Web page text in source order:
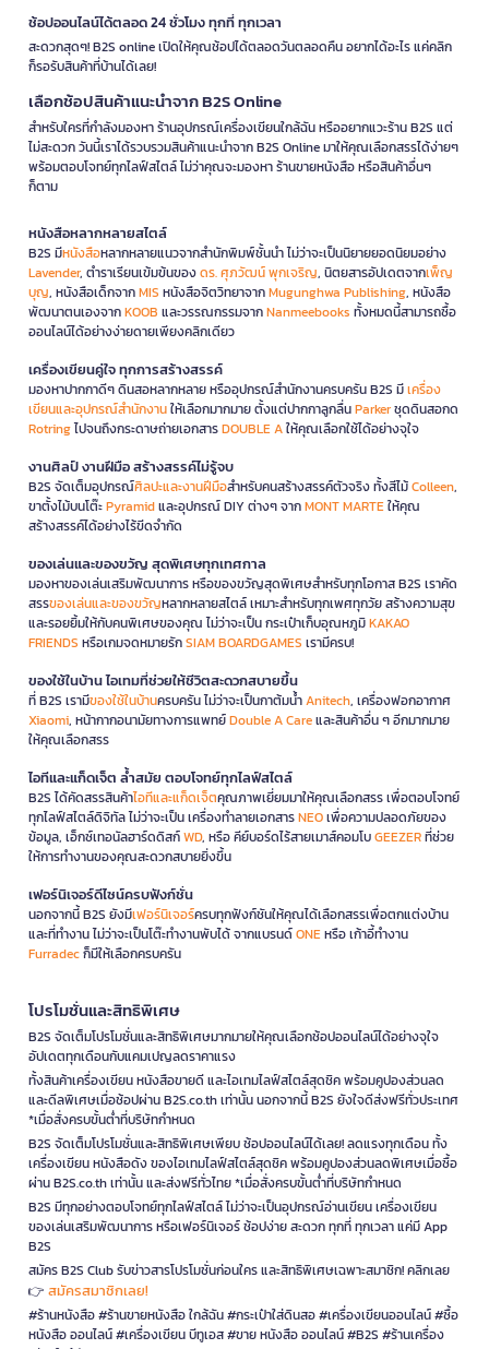
ช้อปออนไลน์ได้ตลอด 24 ชั่วโมง ทุกที่ ทุกเวลา
สะดวกสุดๆ! B2S online เปิดให้คุณช้อปได้ตลอดวันตลอดคืน อยากได้อะไร แค่คลิก
ก็รอรับสินค้าที่บ้านได้เลย!
เลือกช้อปสินค้าแนะนำจาก B2S Online
สำหรับใครที่กำลังมองหา ร้านอุปกรณ์เครื่องเขียนใกล้ฉัน หรืออยากแวะร้าน B2S แต่
ไม่สะดวก วันนี้เราได้รวบรวมสินค้าแนะนำจาก B2S Online มาให้คุณเลือกสรรได้ง่ายๆ
พร้อมตอบโจทย์ทุกไลฟ์สไตล์ ไม่ว่าคุณจะมองหา ร้านขายหนังสือ หรือสินค้าอื่นๆ
ก็ตาม
หนังสือหลากหลายสไตล์
B2S มีหนังสือหลากหลายแนวจากสำนักพิมพ์ชั้นนำ ไม่ว่าจะเป็นนิยายยอดนิยมอย่าง
Lavender, ตำราเรียนเข้มข้นของดร. ศุภวัฒน์ พุกเจริญ, นิตยสารอัปเดตจากเพ็ญ
บุญ, หนังสือเด็กจากMIS หนังสือจิตวิทยาจากMugunghwa Publishing, หนังสือ
พัฒนาตนเองจากKOOB และวรรณกรรมจากNanmeebooks ทั้งหมดนี้สามารถซื้อ
ออนไลน์ได้อย่างง่ายดายเพียงคลิกเดียว
เครื่องเขียนคู่ใจ ทุกการสร้างสรรค์
มองหาปากกาดีๆ ดินสอหลากหลาย หรืออุปกรณ์สำนักงานครบครัน B2S มีเครื่อง
เขียนและอุปกรณ์สำนักงานให้เลือกมากมาย ตั้งแต่ปากกาลูกลื่นParkerชุดดินสอกด
Rotringไปจนถึงกระดาษถ่ายเอกสารDOUBLE Aให้คุณเลือกใช้ได้อย่างจุใจ
งานศิลป์ งานฝีมือ สร้างสรรค์ไม่รู้จบ
B2S จัดเต็มอุปกรณ์ศิลปะและงานฝีมือสำหรับคนสร้างสรรค์ตัวจริง ทั้งสีไม้Colleen,
ขาตั้งไม้บนโต๊ะPyramidและอุปกรณ์ DIY ต่างๆ จากMONT MARTEให้คุณ
สร้างสรรค์ได้อย่างไร้ขีดจำกัด
ของเล่นและของขวัญ สุดพิเศษทุกเทศกาล
มองหาของเล่นเสริมพัฒนาการ หรือของขวัญสุดพิเศษสำหรับทุกโอกาส B2S เราคัด
สรรของเล่นและของขวัญหลากหลายสไตล์ เหมาะสำหรับทุกเพศทุกวัย สร้างความสุข
และรอยยิ้มให้กับคนพิเศษของคุณ ไม่ว่าจะเป็น กระเป๋าเก็บอุณหภูมิKAKAO
FRIENDS หรือเกมจดหมายรักSIAM BOARDGAMES เรามีครบ!
ของใช้ในบ้าน ไอเทมที่ช่วยให้ชีวิตสะดวกสบายขึ้น
ที่ B2S เรามีของใช้ในบ้านครบครัน ไม่ว่าจะเป็นกาต้มน้ำAnitech, เครื่องฟอกอากาศ
Xiaomi, หน้ากากอนามัยทางการแพทย์Double A Careและสินค้าอื่น ๆ อีกมากมาย
ให้คุณเลือกสรร
ไอทีและแก็ดเจ็ต ล้ำสมัย ตอบโจทย์ทุกไลฟ์สไตล์
B2S ได้คัดสรรสินค้าไอทีและแก็ดเจ็ตคุณภาพเยี่ยมมาให้คุณเลือกสรร เพื่อตอบโจทย์
ทุกไลฟ์สไตล์ดิจิทัล ไม่ว่าจะเป็น เครื่องทำลายเอกสารNEOเพื่อความปลอดภัยของ
ข้อมูล, เอ็กซ์เทอนัลฮาร์ดดิสก์WD, หรือ คีย์บอร์ดไร้สายเมาส์คอมโบGEEZERที่ช่วย
ให้การทำงานของคุณสะดวกสบายยิ่งขึ้น
เฟอร์นิเจอร์ดีไซน์ครบฟังก์ชั่น
นอกจากนี้ B2S ยังมีเฟอร์นิเจอร์ครบทุกฟังก์ชันให้คุณได้เลือกสรรเพื่อตกแต่งบ้าน
และที่ทำงาน ไม่ว่าจะเป็นโต๊ะทำงานพับได้ จากแบรนด์ONEหรือ เก้าอี้ทำงาน
Furradecก็มีให้เลือกครบครัน
โปรโมชั่นและสิทธิพิเศษ
B2S จัดเต็มโปรโมชั่นและสิทธิพิเศษมากมายให้คุณเลือกช้อปออนไลน์ได้อย่างจุใจ
อัปเดตทุกเดือนกับแคมเปญลดราคาแรง
ทั้งสินค้าเครื่องเขียน หนังสือขายดี และไอเทมไลฟ์สไตล์สุดชิค พร้อมคูปองส่วนลด
และดีลพิเศษเมื่อช้อปผ่าน B2S.co.th เท่านั้น นอกจากนี้ B2S ยังใจดีส่งฟรีทั่วประเทศ
*เมื่อสั่งครบขั้นต่ำที่บริษัทกำหนด
B2S จัดเต็มโปรโมชั่นและสิทธิพิเศษเพียบ ช้อปออนไลน์ได้เลย! ลดแรงทุกเดือน ทั้ง
เครื่องเขียน หนังสือดัง ของไอเทมไลฟ์สไตล์สุดชิค พร้อมคูปองส่วนลดพิเศษเมื่อซื้อ
ผ่าน B2S.co.th เท่านั้น และส่งฟรีทั่วไทย *เมื่อสั่งครบขั้นต่ำที่บริษัทกำหนด
B2S มีทุกอย่างตอบโจทย์ทุกไลฟ์สไตล์ ไม่ว่าจะเป็นอุปกรณ์อ่านเขียน เครื่องเขียน
ของเล่นเสริมพัฒนาการ หรือเฟอร์นิเจอร์ ช้อปง่าย สะดวก ทุกที่ ทุกเวลา แค่มี App
B2S
สมัคร B2S Club รับข่าวสารโปรโมชั่นก่อนใคร และสิทธิพิเศษเฉพาะสมาชิก! คลิกเลย
👉 สมัครสมาชิกเลย!
#ร้านหนังสือ #ร้านขายหนังสือ ใกล้ฉัน #กระเป๋าใส่ดินสอ #เครื่องเขียนออนไลน์ #ซื้อ
หนังสือ ออนไลน์ #เครื่องเขียน บีทูเอส #ขาย หนังสือ ออนไลน์ #B2S #ร้านเครื่อง